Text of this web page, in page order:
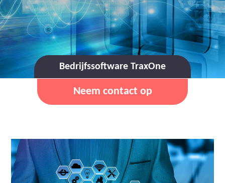
Bedrijfssoftware TraxOne
Neem contact op